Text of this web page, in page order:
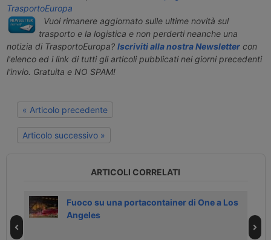
TrasportoEuropa
Vuoi rimanere aggiornato sulle ultime novità sul
trasporto e la logistica e non perderti neanche una
notizia di TrasportoEuropa? Iscriviti alla nostra Newslettercon
l'elenco ed i link di tutti gli articoli pubblicati nei giorni precedenti
l'invio. Gratuita e NO SPAM!
« Articolo precedente
Articolo successivo »
ARTICOLI CORRELATI
Fuoco su una portacontainer di One a Los
Angeles